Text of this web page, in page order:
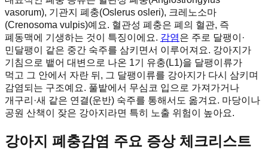
vasorum), 기관지 폐충(Oslerus osleri), 크레노소마
(Crenosoma vulpis)예요. 혈관성 폐충은 폐의 혈관, 즉
폐동맥에 기생하는 것이 특징이에요. 감염은 주로 달팽이·
민달팽이 같은 중간 숙주를 삼키면서 이루어져요. 강아지가
기침으로 뱉어 대변으로 나온 1기 유충(L1)을 달팽이류가
먹고 그 안에서 자란 뒤, 그 달팽이류를 강아지가 다시 삼키며
감염되는 구조예요. 풀밭에서 무심코 입으로 가져가거나
개구리·새 같은 연결(운반) 숙주를 통해서도 옮겨요. 마당이나
공원 산책이 잦은 강아지라면 특히 노출 위험이 높아요.
강아지 폐충감염 주요 증상 체크리스트